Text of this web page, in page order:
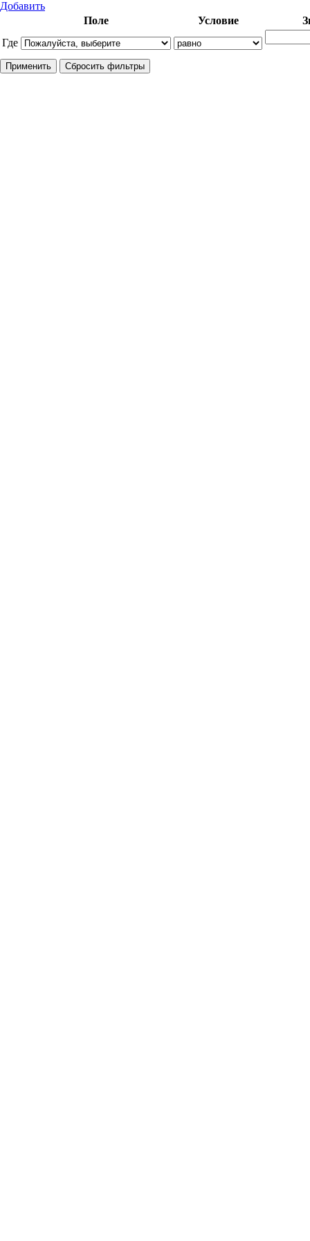
Добавить
Где
Поле Условие